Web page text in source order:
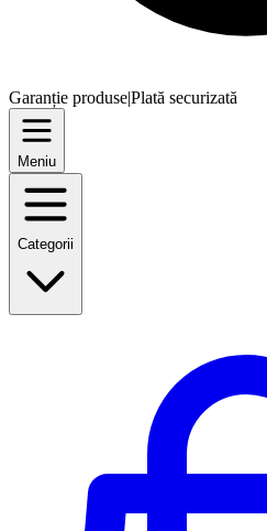
Garanție produse|Plată securizată
Meniu
Categorii